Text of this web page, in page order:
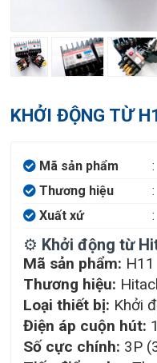
KHỞI ĐỘNG TỪ
Mã sản phẩm :
Thương hiệu
:
Xuất xứ
:
⚙️ Khởi động từ
Mã sản phẩm: H11
Thương hiệu:
Loại thiết bị: Khởi
Điện áp cuộn hút:
Số cực chính: 3P